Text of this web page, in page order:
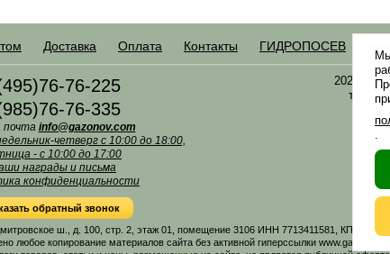
Доставка Оплата Контакты ГИДРОПОСЕВ
2021-
трав:
76-225
76-335
info@gazonov.com
четверг с 10:00 до 18:00,
- с 10:00 до 17:00
награды и письма
конфиденциальности
обратный звонок
ш., д. 100, стр. 2, этаж 01, помещение 3106 ИНН 7713411581, КПП
копирование материалов сайта без активной гиперссылки
.